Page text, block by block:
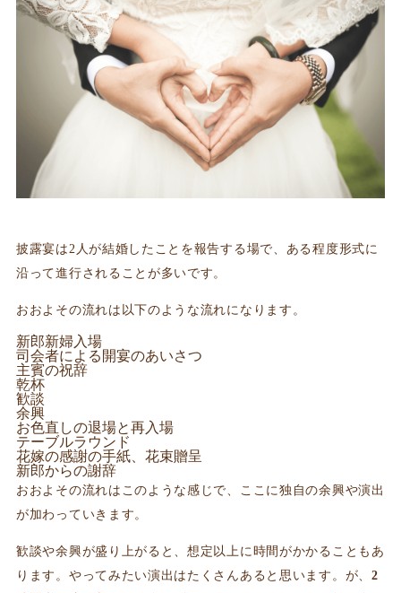
披露宴は2人が結婚したことを報告する場で、ある程度形式に
沿って進行されることが多いです。
おおよその流れは以下のような流れになります。
新郎新婦入場
司会者による開宴のあいさつ
主賓の祝辞
乾杯
歓談
余興
お色直しの退場と再入場
テーブルラウンド
花嫁の感謝の手紙、花束贈呈
新郎からの謝辞
おおよその流れはこのような感じで、ここに独自の余興や演出
が加わっていきます。
歓談や余興が盛り上がると、想定以上に時間がかかることもあ
ります。やってみたい演出はたくさんあると思います。が、 2